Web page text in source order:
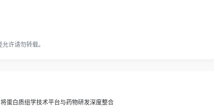
许请勿转载。
蛋白质组学技术平台与药物研发深度整合